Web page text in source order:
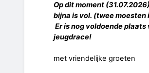
Op dit moment
bijna is vol. (twee moesten
Er is nog voldoende
jeugdrace!
met vriendelijke groeten